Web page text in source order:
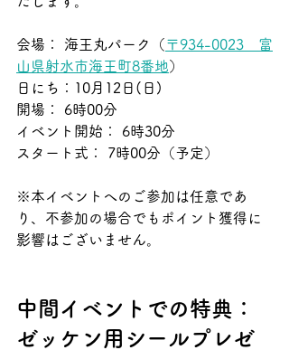
会場： 海王丸パーク（ 〒934-0023　富
山県射水市海王町8番地）
日にち：10月12日(日)
開場： 6時00分
イベント開始： 6時30分
スタート式： 7時00分（予定）
※本イベントへのご参加は任意であ
り、不参加の場合でもポイント獲得に
影響はございません。
中間イベントでの特典：
ゼッケン用シールプレゼ